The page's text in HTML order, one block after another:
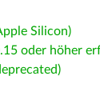
Silicon)
oder höher